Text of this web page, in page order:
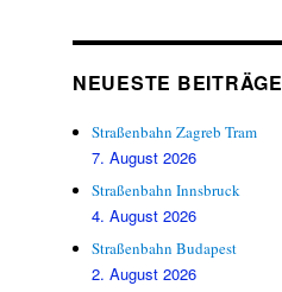
NEUESTE BEITRÄGE
Straßenbahn Zagreb Tram
7. August 2026
Straßenbahn Innsbruck
4. August 2026
Straßenbahn Budapest
2. August 2026